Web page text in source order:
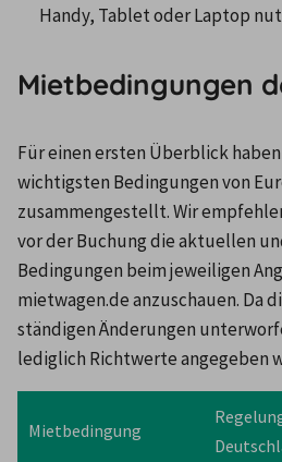
Handy, Tablet oder Laptop
Mietbedingungen
Für einen ersten Überblick
wichtigsten Bedingungen von
zusammengestellt. Wir
vor der Buchung die aktuellen
Bedingungen beim jeweiligen
mietwagen.de anzuschauen. Da
ständigen Änderungen
lediglich Richtwerte angegeben
Mietbedingung